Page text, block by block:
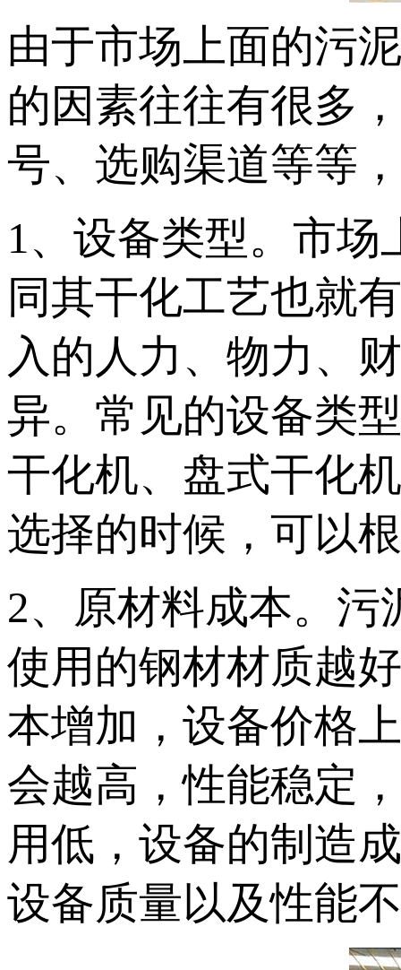
由于市场上面的污
的因素往往有很多
号、选购渠道等等
1、设备类型。市
同其干化工艺也就
入的人力、物力、
异。常见的设备类
干化机、盘式干化
选择的时候，可以
2、原材料成本。
使用的钢材材质越
本增加，设备价格
会越高，性能稳定
用低，设备的制造
设备质量以及性能